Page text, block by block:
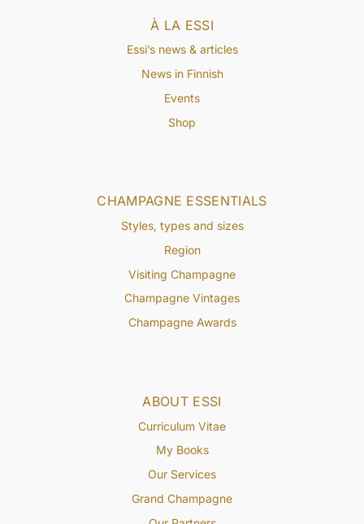
ABOUT ESSI
Curriculum Vitae
My Books
Our Services
Grand Champagne
CHAMPAGNE ESSENTIALS
Styles, types and sizes
Region
Visiting Champagne
Champagne Vintages
Champagne Awards
À LA ESSI
Essi’s news & articles
News in Finnish
Events
Shop